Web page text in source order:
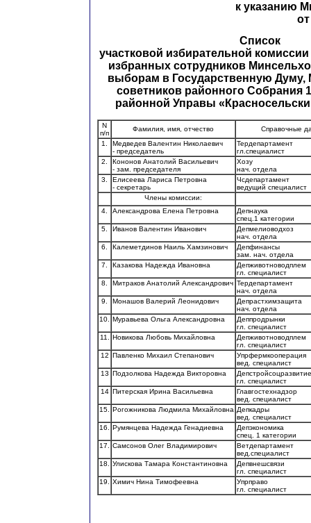
к указанию
Список
участковой избирательной
избранных сотрудников
выборам в Государственную Думу,
советников районного Собрания
районной Управы
N
п/п
Фамилия, имя, отчество
Справочные
1.
Медведев Валентин Николаевич
- председатель
Тердепартамент
гл.специалист
2.
Кононов Анатолий Васильевич
- зам. председателя
Хозу
нач. отдела
3.
Елисеева Лариса Петровна
- секретарь
Чсдепартамент
ведущий специалист
Члены комиссии:
4.
Александрова Елена Петровна
Депнаука
спец.1 категории
5.
Иванов Валентин Иванович
Депмелиоводхоз
нач. отдела
6.
Калеметдинов Наиль Хамзинович
Депфинансы
зам. нач. отдела
7.
Казакова Надежда Ивановна
Депживотноводплем
гл. специалист
8.
Митраков Анатолий Александрович Тердепартамент
нач. отдела
9.
Монашов Валерий Леонидович
Депрастхимзащита
нач. отдела
10.
Муравьева Ольга Александровна
Деппродрынки
гл. специалист
11.
Новикова Любовь Михайловна
Депживотноводплем
гл. специалист
12 Павленко Михаил Степанович
Упрфермкооперация
вед. специалист
13 Подзолкова Надежда Викторовна
Депстройсоцразвитие
гл. специалист
14 Питерская Ирина Васильевна
Главгостехнадзор
вед. специалист
15.
Рогожникова Людмила Михайловна Депкадры
вед. специалист
16.
Румянцева Надежда Генадиевна
Депэкономика
спец. 1 категории
17.
Самсонов Олег Владимирович
Ветдепартамент
вед.специалист
18.
Улискова Тамара Константиновна
Депвнешсвязи
гл. специалист
19.
Химич Нина Тимофеевна
Упрправо
гл. специалист